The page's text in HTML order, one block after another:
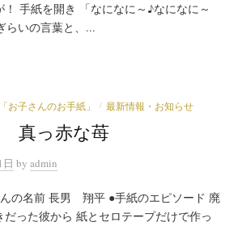
！ 手紙を開き 「なになに～♪なになに～
らいの言葉と、...
お子さんのお手紙」 / 最新情報・お知らせ
真っ赤な苺
by admin
の名前 長男 翔平 ●手紙のエピソード 廃
った彼から 紙とセロテープだけで作っ